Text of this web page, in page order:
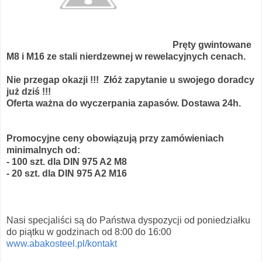
Pręty gwintowane
M8 i M16 ze stali nierdzewnej w rewelacyjnych cenach.
Nie przegap okazji !!! Złóż zapytanie u swojego doradcy
już dziś !!!
Oferta ważna do wyczerpania zapasów. Dostawa 24h.
Promocyjne ceny obowiązują przy zamówieniach
minimalnych od:
- 100 szt. dla DIN 975 A2 M8
- 20 szt. dla DIN 975 A2 M16
Nasi specjaliści są do Państwa dyspozycji od poniedziałku
do piątku w godzinach od 8:00 do 16:00
www.abakosteel.pl/kontakt